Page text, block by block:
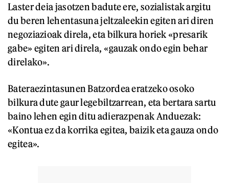
Laster deia jasotzen badute ere, sozialistak argitu
du beren lehentasuna jeltzaleekin egiten ari diren
negoziazioak direla, eta bilkura horiek «presarik
gabe» egiten ari direla, «gauzak ondo egin behar
direlako».
Bateraezintasunen Batzordea eratzeko osoko
bilkura dute gaur legebiltzarrean, eta bertara sartu
baino lehen egin ditu adierazpenak Anduezak:
«Kontua ez da korrika egitea, baizik eta gauza ondo
egitea».